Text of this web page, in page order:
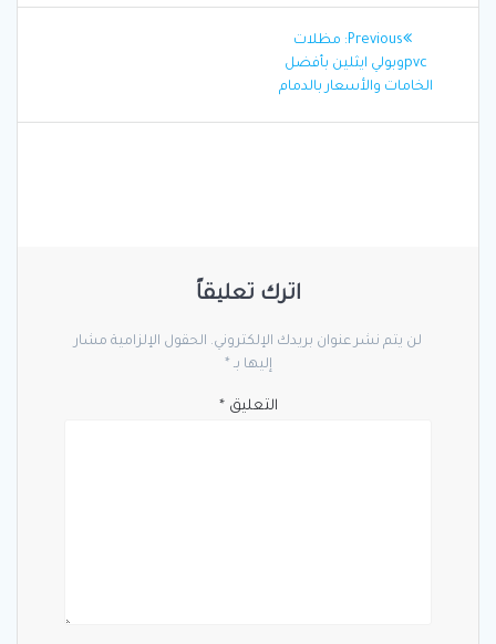
تصفّح
المقالات
Previous:
Previous
post:
مظلات
pvcوبولي ايثلين بأفضل
الخامات والأسعار بالدمام
اترك تعليقاً
لن يتم نشر عنوان بريدك الإلكتروني. الحقول الإلزامية مشار
إليها بـ *
التعليق*